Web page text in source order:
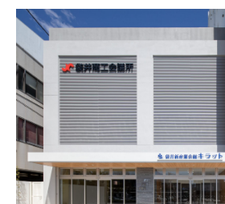
協力会社の皆様へ
お問い合わせ
サイトマップ
事業内容